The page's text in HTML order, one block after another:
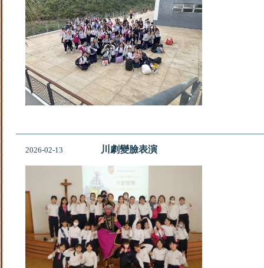
2026-02-13 川劇變臉表演